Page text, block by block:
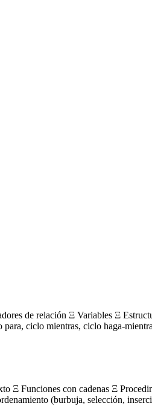
de relación Ξ Variables Ξ
ciclo mientras, ciclo haga-
Ξ Funciones con cadenas Ξ
(burbuja, selección,